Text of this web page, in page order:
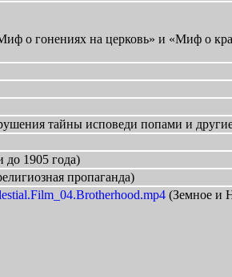
о гонениях на церковь» и «Миф о
тайны исповеди попами и
до 1905 года)
пропаганда)
(Земное и